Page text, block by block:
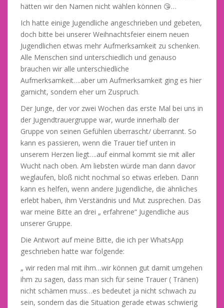
hätten wir den Namen nicht wählen können 😘…
Ich hatte einige Jugendliche angeschrieben und gebeten,
doch bitte bei unserer Weihnachtsfeier einem neuen
Jugendlichen etwas mehr Aufmerksamkeit zu schenken.
Alle Menschen sind unterschiedlich und genauso
brauchen wir alle unterschiedliche
Aufmerksamkeit….aber um Aufmerksamkeit ging es hier
garnicht, sondern eher um Zuspruch.
Der Junge, der vor zwei Wochen das erste Mal bei uns in
der Jugendtrauergruppe war, wurde innerhalb der
Gruppe von seinen Gefühlen überrascht/ überrannt. So
kann es passieren, wenn die Trauer tief unten in
unserem Herzen liegt….auf einmal kommt sie mit aller
Wucht nach oben. Am liebsten würde man dann davor
weglaufen, bloß nicht nochmal so etwas erleben. Dann
kann es helfen, wenn andere Jugendliche, die ähnliches
erlebt haben, ihm Verständnis und Mut zusprechen. Das
war meine Bitte an drei „ erfahrene“ Jugendliche aus
unserer Gruppe.
Die Antwort auf meine Bitte, die ich per WhatsApp
geschrieben hatte war folgende:
„ wir reden mal mit ihm…wir können gut damit umgehen
ihm zu sagen, dass man sich für seine Trauer ( Tränen)
nicht schämen muss…es bedeutet ja nicht schwach zu
sein, sondern das die Situation gerade etwas schwierig